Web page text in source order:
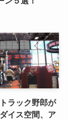
ラック野郎が
イス空間、ア